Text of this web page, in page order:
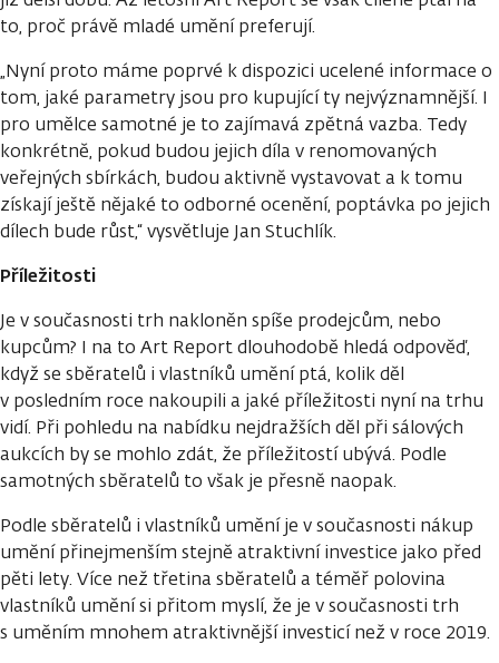
to, proč právě mladé umění preferují.
„Nyní proto máme poprvé k dispozici ucelené informace o
tom, jaké parametry jsou pro kupující ty nejvýznamnější. I
pro umělce samotné je to zajímavá zpětná vazba. Tedy
konkrétně, pokud budou jejich díla v renomovaných
veřejných sbírkách, budou aktivně vystavovat a k tomu
získají ještě nějaké to odborné ocenění, poptávka po jejich
dílech bude růst,“ vysvětluje Jan Stuchlík.
Příležitosti
Je v současnosti trh nakloněn spíše prodejcům, nebo
kupcům? I na to Art Report dlouhodobě hledá odpověď,
když se sběratelů i vlastníků umění ptá, kolik děl
v posledním roce nakoupili a jaké příležitosti nyní na trhu
vidí. Při pohledu na nabídku nejdražších děl při sálových
aukcích by se mohlo zdát, že příležitostí ubývá. Podle
samotných sběratelů to však je přesně naopak.
Podle sběratelů i vlastníků umění je v současnosti nákup
umění přinejmenším stejně atraktivní investice jako před
pěti lety. Více než třetina sběratelů a téměř polovina
vlastníků umění si přitom myslí, že je v současnosti trh
s uměním mnohem atraktivnější investicí než v roce 2019.